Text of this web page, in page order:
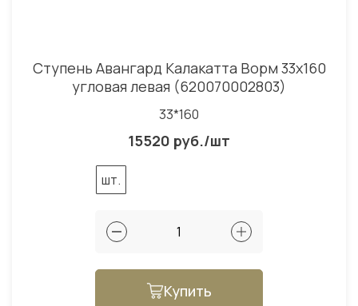
Ступень Авангард Калакатта Ворм 33x160
угловая левая (620070002803)
33*160
15520 руб./шт
шт.
Купить